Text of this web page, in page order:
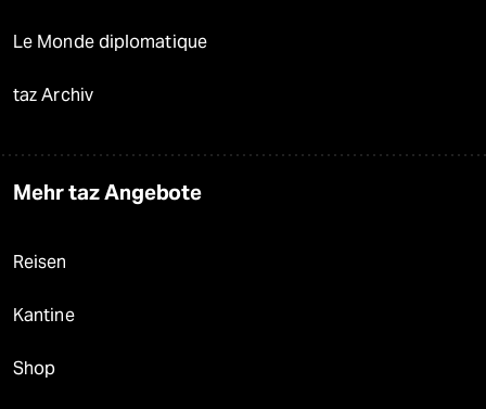
Le Monde diplomatique
taz Archiv
Mehr taz Angebote
Reisen
Kantine
Shop